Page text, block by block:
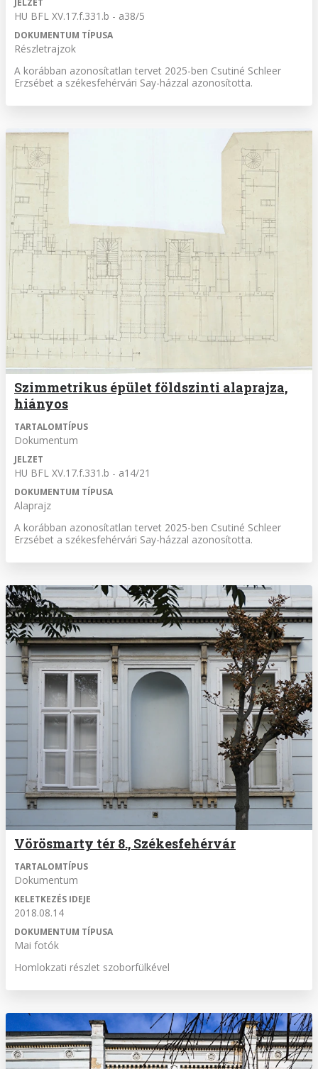
JELZET
HU BFL XV.17.f.331.b - a38/5
DOKUMENTUM TÍPUSA
Részletrajzok
A korábban azonosítatlan tervet 2025-ben Csutiné Schleer
Erzsébet a székesfehérvári Say-házzal azonosította.
Szimmetrikus épület földszinti alaprajza,
hiányos
TARTALOMTÍPUS
Dokumentum
JELZET
HU BFL XV.17.f.331.b - a14/21
DOKUMENTUM TÍPUSA
Alaprajz
A korábban azonosítatlan tervet 2025-ben Csutiné Schleer
Erzsébet a székesfehérvári Say-házzal azonosította.
Vörösmarty tér 8., Székesfehérvár
TARTALOMTÍPUS
Dokumentum
KELETKEZÉS IDEJE
2018.08.14
DOKUMENTUM TÍPUSA
Mai fotók
Homlokzati részlet szoborfülkével